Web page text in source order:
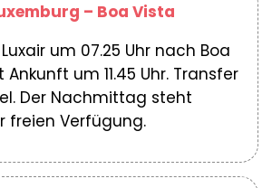
– Boa Vista
um 07.25 Uhr nach Boa
um 11.45 Uhr. Transfer
Der Nachmittag steht
freien Verfügung.